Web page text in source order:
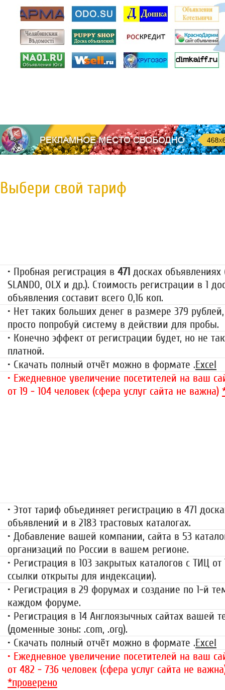
Выбери свой тариф
• Пробная регистрация в 471 досках объявлениях
SLANDO, OLX и др.). Стоимость регистрации в 1
объявления составит всего 0,16 коп.
• Нет таких больших денег в размере 379
просто попробуй систему в действии для пробы.
• Конечно эффект от регистрации будет, но не
платной.
• Скачать полный отчёт можно в формате .Excel
• Ежедневное увеличение посетителей на ваш
от 19 - 104 человек (сфера услуг сайта не важна)
• Этот тариф объединяет регистрацию в 471
объявлений и в 2183 трастовых каталогах.
• Добавление вашей компании, сайта в 53
организаций по России в вашем регионе.
• Регистрация в 103 закрытых каталогов с ТИЦ от
ссылки открыты для индексации).
• Регистрация в 29 форумах и создание по 1-й
каждом форуме.
• Регистрация в 14 Англоязычных сайтах вашей
(доменные зоны: .com, .org).
• Скачать полный отчёт можно в формате .Excel
• Ежедневное увеличение посетителей на ваш
от 482 - 736 человек (сфера услуг сайта не
*проверено